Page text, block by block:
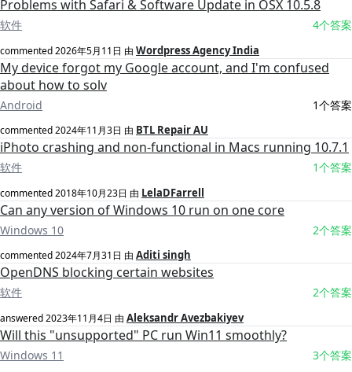
Problems with Safari & Software Update in OSX 10.5.8
软件 4个答案
commented2026年5月11日 由 Wordpress Agency India
My device forgot my Google account, and I'm confused
about how to solv
Android 1个答案
commented2024年11月3日 由 BTL Repair AU
iPhoto crashing and non-functional in Macs running 10.7.1
软件 1个答案
commented2018年10月23日 由 LelaDFarrell
Can any version of Windows 10 run on one core
Windows 10 2个答案
commented2024年7月31日 由 Aditi singh
OpenDNS blocking certain websites
软件 2个答案
answered2023年11月4日 由 Aleksandr Avezbakiyev
Will this "unsupported" PC run Win11 smoothly?
Windows 11 3个答案